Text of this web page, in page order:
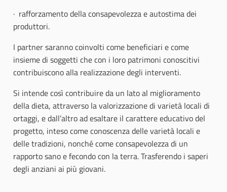
· rafforzamento della consapevolezza e autostima dei
produttori.
I partner saranno coinvolti come beneficiari e come
insieme di soggetti che con i loro patrimoni conoscitivi
contribuiscono alla realizzazione degli interventi.
Si intende così contribuire da un lato al miglioramento
della dieta, attraverso la valorizzazione di varietà locali di
ortaggi, e dall’altro ad esaltare il carattere educativo del
progetto, inteso come conoscenza delle varietà locali e
delle tradizioni, nonché come consapevolezza di un
rapporto sano e fecondo con la terra. Trasferendo i saperi
degli anziani ai più giovani.